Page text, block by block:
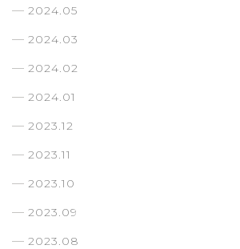
2024.05
2024.03
2024.02
2024.01
2023.12
2023.11
2023.10
2023.09
2023.08